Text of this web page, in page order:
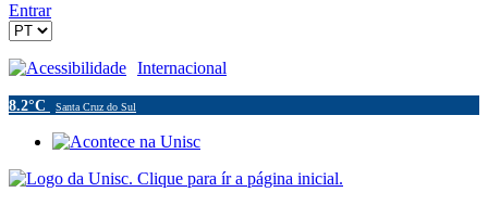
Entrar
Acessibilidade Internacional
8.2°C Santa Cruz do Sul